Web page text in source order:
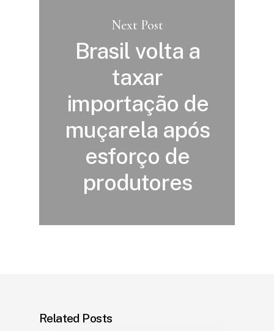
Next Post
Brasil volta a
taxar
importação de
muçarela após
esforço de
produtores
Related Posts